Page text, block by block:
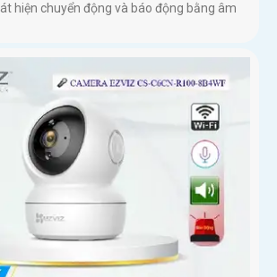
hiện chuyển động và báo động bằng âm